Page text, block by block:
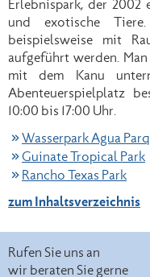
Erlebnispark, der 2002
und exotische
beispielsweise mit
aufgeführt werden.
mit dem Kanu
Abenteuerspielplatz
10:00 bis 17:00 Uhr.
Wasserpark Agua
Guinate Tropical Park
Rancho Texas Park
zum Inhaltsverzeichnis
Rufen Sie uns an
wir beraten Sie gerne